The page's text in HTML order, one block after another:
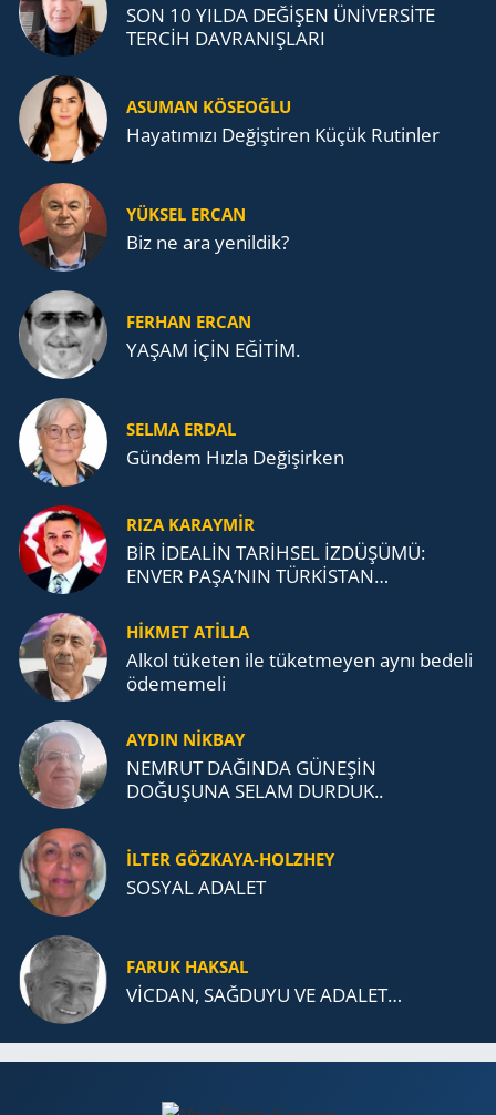
SON 10 YILDA DEĞİŞEN ÜNİVERSİTE
TERCİH DAVRANIŞLARI
ASUMAN KÖSEOĞLU
Ha­ya­tı­mı­zı De­ğiş­ti­ren Küçük Ru­tin­ler
YÜKSEL ERCAN
Biz ne ara yenildik?
FERHAN ERCAN
YAŞAM İÇİN EĞİTİM.
SELMA ERDAL
Gündem Hızla Değişirken
RIZA KARAYMIR
BİR İDEALİN TARİHSEL İZDÜŞÜMÜ:
ENVER PAŞA’NIN TÜRKİSTAN
TEŞKİLATI’NA UZANAN MİRASI
HİKMET ATİLLA
Alkol tü­ke­ten ile tü­ket­me­yen aynı be­de­li
öde­me­me­li
AYDIN NİKBAY
NEMRUT DAĞINDA GÜNEŞİN
DOĞUŞUNA SELAM DURDUK..
İLTER GÖZKAYA-HOLZHEY
SOSYAL ADALET
FARUK HAKSAL
VİCDAN, SAĞ­DU­YU VE ADA­LET…